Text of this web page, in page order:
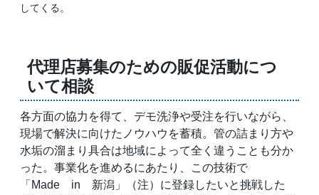
してくる。
代理店募集のための販促活動につ
いて相談
各方面の協力を得て、デモ洗浄や受注を行いながら、
現場で解決に向けたノウハウを蓄積。管の詰まり方や
水垢の溜まり具合は地域によって全く違うことも分か
った。事業化を進めるにあたり、この技術で
「Made in 新潟」（注）に登録したいと挑戦した